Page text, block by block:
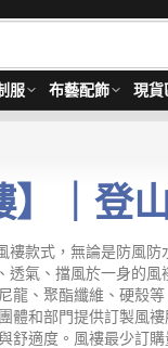
服 布藝配飾 現貨
】｜登
款式，無論是防風
氣、擋風於一身的
、聚酯纖維、硬殼
和部門提供訂製風
適度。風褸最少訂